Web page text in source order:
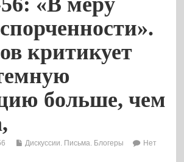
критикует
больше, чем
Дискуссии. Письма. Блогеры
Нет